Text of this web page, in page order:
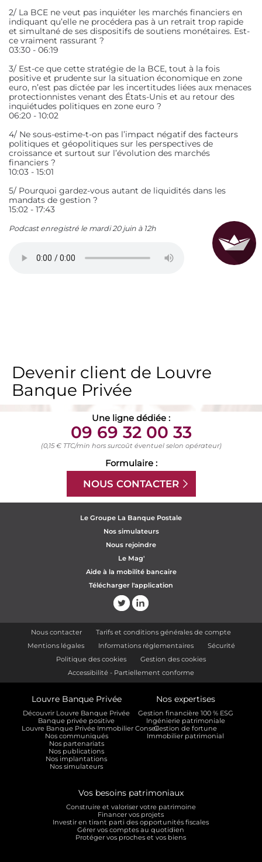
2/ La BCE ne veut pas inquiéter les marchés financiers en
indiquant qu’elle ne procédera pas à un retrait trop rapide
et simultané de ses dispositifs de soutiens monétaires. Est-
ce vraiment rassurant ?
03:30 - 06:19
3/ Est-ce que cette stratégie de la BCE, tout à la fois
positive et prudente sur la situation économique en zone
euro, n’est pas dictée par les incertitudes liées aux menaces
protectionnistes venant des États-Unis et au retour des
inquiétudes politiques en zone euro ?
06:20 - 10:02
4/ Ne sous-estime-t-on pas l’impact négatif des facteurs
politiques et géopolitiques sur les perspectives de
croissance et surtout sur l’évolution des marchés
financiers ?
10:03 - 15:01
5/ Pourquoi gardez-vous autant de liquidités dans les
mandats de gestion ?
15:02 - 17:43
Podcast enregistré le mardi 20 juin à 12h
Devenir client de Louvre
Banque Privée
Une ligne dédiée :
09 69 32 00 33
(0,15 € TTC/min hors surcoût éventuel selon opérateur)
Formulaire :
NOUS CONTACTER
Le Groupe La Banque Postale
Nos simulateurs
Nous rejoindre
Le Mag'
Aide à la mobilité bancaire
Télécharger l'application
Nous contacter
Tarifs et conditions générales de compte
Mentions légales
Informations réglementaires
Sécurité
Politique des cookies
Gestion des cookies
Accessibilité - Partiellement conforme
Louvre Banque Privée
Découvrir Louvre Banque Privée
Banque privée positive
Louvre Banque Privée Immobilier Conseil
Nos communiqués
Nos partenariats
Nos publications
Nos implantations
Nos simulateurs
Nos expertises
Gestion financière 100 % ESG
Ingénierie patrimoniale
Gestion de fortune
Immobilier patrimonial
Vos besoins patrimoniaux
Construire et valoriser votre patrimoine
Financer vos projets
Investir en tirant parti des opportunités fiscales
Gérer vos comptes au quotidien
Protéger vos proches et vos biens